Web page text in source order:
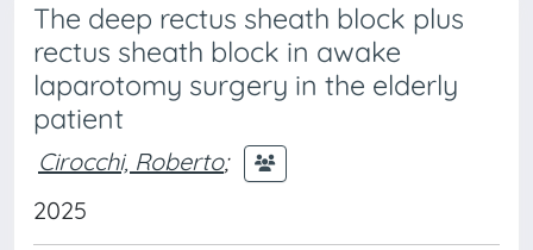
The deep rectus sheath block plus
rectus sheath block in awake
laparotomy surgery in the elderly
patient
Cirocchi, Roberto;
2025